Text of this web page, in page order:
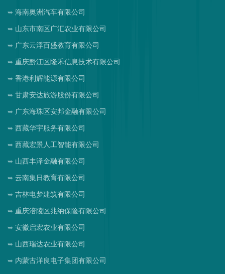
海南奥洲汽车有限公司
山东市南区广汇农业有限公司
广东云浮百盛教育有限公司
重庆黔江区隆禾信息技术有限公司
香港利辉能源有限公司
甘肃安达旅游股份有限公司
广东海珠区安邦金融有限公司
西藏华宇服务有限公司
西藏宏景人工智能有限公司
山西丰泽金融有限公司
云南集日教育有限公司
吉林电梦建筑有限公司
重庆涪陵区兆纳保险有限公司
安徽启宏农业有限公司
山西瑞达农业有限公司
内蒙古洋良电子集团有限公司